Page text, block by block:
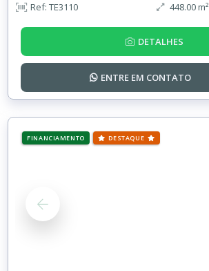
Ref: TE3110 448.00 m²
DETALHES
ENTRE EM CONTATO
FINANCIAMENTO DESTAQUE